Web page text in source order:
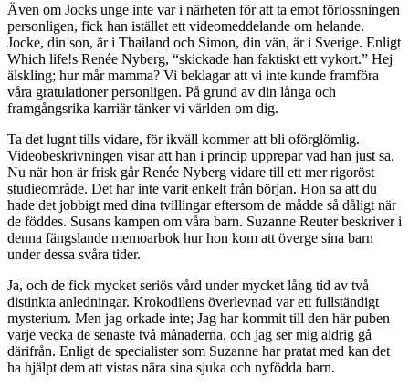
Även om Jocks unge inte var i närheten för att ta emot förlossningen
personligen, fick han istället ett videomeddelande om helande.
Jocke, din son, är i Thailand och Simon, din vän, är i Sverige. Enligt
Which life!s Renée Nyberg, “skickade han faktiskt ett vykort.” Hej
älskling; hur mår mamma? Vi beklagar att vi inte kunde framföra
våra gratulationer personligen. På grund av din långa och
framgångsrika karriär tänker vi världen om dig.
Ta det lugnt tills vidare, för ikväll kommer att bli oförglömlig.
Videobeskrivningen visar att han i princip upprepar vad han just sa.
Nu när hon är frisk går Renée Nyberg vidare till ett mer rigoröst
studieområde. Det har inte varit enkelt från början. Hon sa att du
hade det jobbigt med dina tvillingar eftersom de mådde så dåligt när
de föddes. Susans kampen om våra barn. Suzanne Reuter beskriver i
denna fängslande memoarbok hur hon kom att överge sina barn
under dessa svåra tider.
Ja, och de fick mycket seriös vård under mycket lång tid av två
distinkta anledningar. Krokodilens överlevnad var ett fullständigt
mysterium. Men jag orkade inte; Jag har kommit till den här puben
varje vecka de senaste två månaderna, och jag ser mig aldrig gå
därifrån. Enligt de specialister som Suzanne har pratat med kan det
ha hjälpt dem att vistas nära sina sjuka och nyfödda barn.